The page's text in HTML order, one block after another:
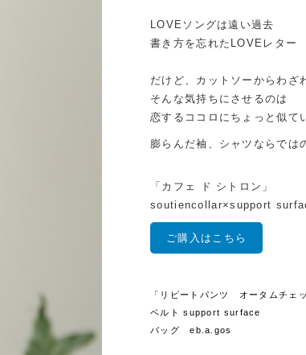
LOVEソングは遠い過去
書き方を忘れたLOVEレター
だけど、カットソーからわざ
そんな気持ちにさせるのは
恋するココロにちょっと似て
膨らんだ袖、シャツならでは
「カフェ ド シトロン」
soutiencollar×support
ご購入はこちら
「リピートパンツ オータムチ
ベルト support surface
バッグ eb.a.gos